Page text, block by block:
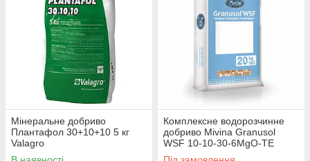
Мінеральне добриво
Плантафол 30+10+10 5 кг
Valagro
Комплексне водорозчинне
добриво Mivina Granusol
WSF 10-10-30-6MgO-TE